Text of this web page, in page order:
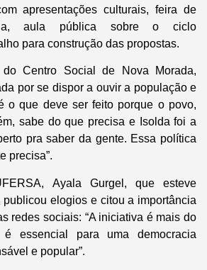
apresentações culturais, feira de
aula pública sobre o ciclo
para construção das propostas.
do Centro Social de Nova Morada,
por se dispor a ouvir a população e
o que deve ser feito porque o povo,
sabe do que precisa e Isolda foi a
pra saber da gente. Essa política
precisa”.
Ayala Gurgel, que esteve
publicou elogios e citou a importância
redes sociais: “A iniciativa é mais do
essencial para uma democracia
e popular”.